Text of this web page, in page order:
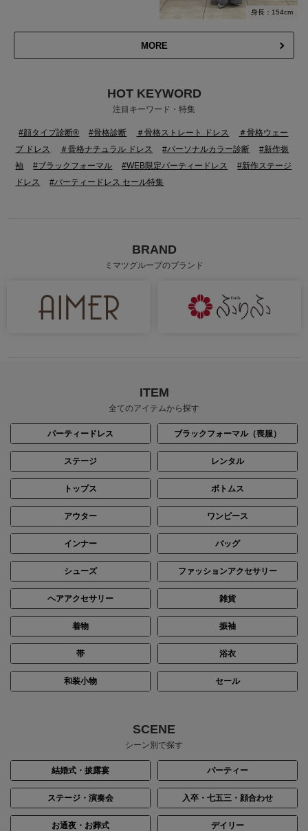
身長：154cm
MORE
HOT KEYWORD
注目キーワード・特集
#顔タイプ診断® #骨格診断 ＃骨格ストレート ドレス
＃骨格ウェー
ブ ドレス
＃骨格ナチュラル ドレス #パーソナルカラー診断
#新作振
袖
#ブラックフォーマル #WEB限定パーティードレス
#新作ステージ
ドレス
#パーティードレス セール特集
BRAND
ミマツグループのブランド
ITEM
全てのアイテムから探す
パーティードレス ブラックフォーマル（喪服）
ステージ レンタル
トップス ボトムス
アウター ワンピース
インナー バッグ
シューズ ファッションアクセサリー
ヘアアクセサリー 雑貨
着物 振袖
帯 浴衣
和装小物 セール
SCENE
シーン別で探す
結婚式・披露宴 パーティー
ステージ・演奏会 入卒・七五三・顔合わせ
お通夜・お葬式 デイリー